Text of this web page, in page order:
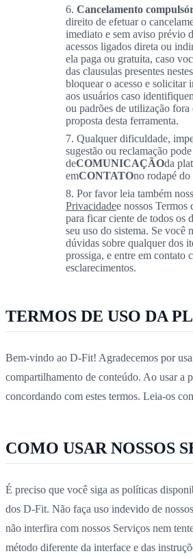
Cancelamento
direito de efetuar o
imediato e sem aviso prévio
acessos ligados direta ou
ela paga ou gratuita, caso
das clausulas presentes
bloquear o acesso e solicitar
aos usuários caso
ou padrões de utilização fora
proposta desta ferramenta.
Qualquer dificuldade,
sugestão ou reclamação
deCOMUNICAÇÃOda
emCONTATOno rodapé do
Por favor leia também
Privacidadee nossos Termos
para ficar ciente de todos os
seu uso do sistema. Se você
dúvidas sobre qualquer dos
prossiga, e entre em contato
esclarecimentos.
TERMOS DE USO DA
Bem-vindo ao D-Fit! Agradecemos por
compartilhamento de conteúdo. Ao usar a
concordando com estes termos. Leia-os
COMO USAR NOSSOS
É preciso que você siga as políticas
dos D-Fit. Não faça uso indevido de
não interfira com nossos Serviços nem
método diferente da interface e das